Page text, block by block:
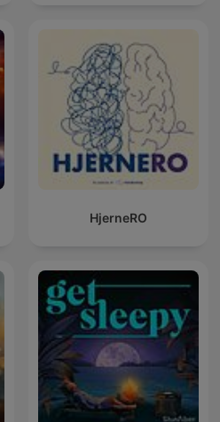
HjerneRO